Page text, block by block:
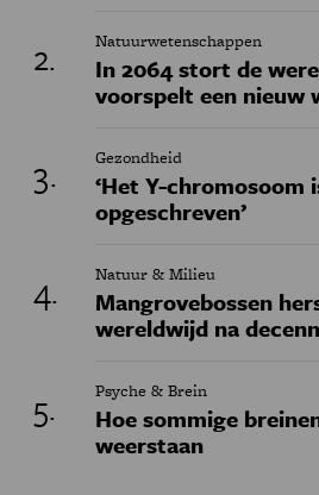
Natuurwetenschappen
In 2064 stort de
voorspelt een nieuw
Gezondheid
‘Het Y-chromosoom
opgeschreven’
Natuur & Milieu
Mangrovebossen
wereldwijd na
Psyche & Brein
Hoe sommige
weerstaan